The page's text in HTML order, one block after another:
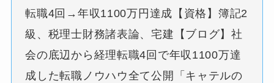
転職4回→年収1100万円達成【資格】簿記2
級、税理士財務諸表論、宅建【ブログ】社
会の底辺から経理転職4回で年収1100万達
成した転職ノウハウ全て公開「キャテルの